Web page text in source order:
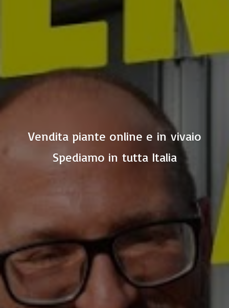
Vendita piante online e in vivaio
Spediamo in tutta Italia